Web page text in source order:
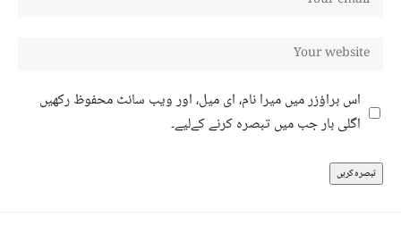
اس براؤزر میں میرا نام، ای میل، اور ویب سائٹ محفوظ رکھیں
اگلی بار جب میں تبصرہ کرنے کےلیے۔